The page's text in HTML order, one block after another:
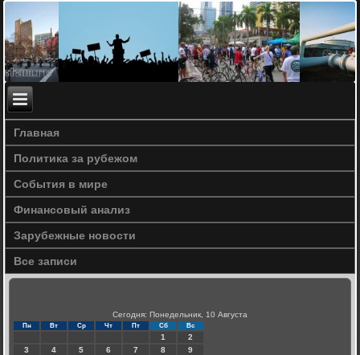
Главная
Политика за рубежом
События в мире
Финансовый анализ
Зарубежные новости
Все записи
Сегодня: Понедельник, 10 Августа
Пн Вт Ср Чт Пт Сб Вс
1
2
3
4 5 6 7 8
9